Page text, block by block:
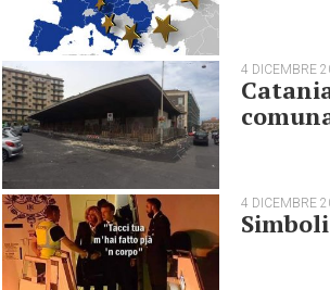
4 DICEMBRE
4 DICEMBRE